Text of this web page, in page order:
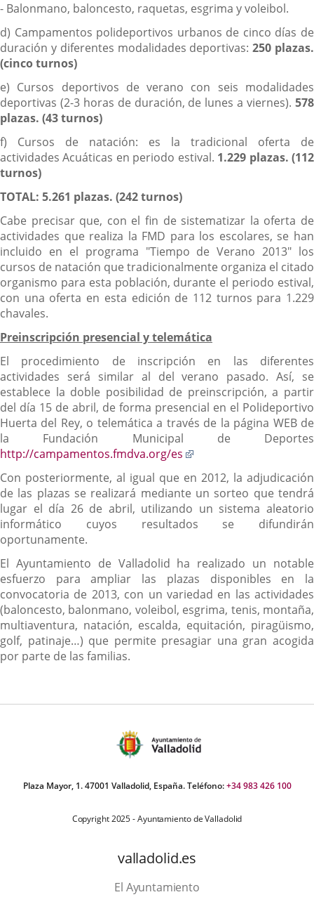
- Balonmano, baloncesto, raquetas, esgrima y voleibol.
d) Campamentos polideportivos urbanos de cinco días de
duración y diferentes modalidades deportivas:250 plazas.
(cinco turnos)
e) Cursos deportivos de verano con seis modalidades
deportivas (2-3 horas de duración, de lunes a viernes). 578
plazas. (43 turnos)
f) Cursos de natación: es la tradicional oferta de
actividades Acuáticas en periodo estival. 1.229 plazas. (112
turnos)
TOTAL: 5.261 plazas. (242 turnos)
Cabe precisar que, con el fin de sistematizar la oferta de
actividades que realiza la FMD para los escolares, se han
incluido en el programa "Tiempo de Verano 2013" los
cursos de natación que tradicionalmente organiza el citado
organismo para esta población, durante el periodo estival,
con una oferta en esta edición de 112 turnos para 1.229
chavales.
Preinscripción presencial y telemática
El procedimiento de inscripción en las diferentes
actividades será similar al del verano pasado. Así, se
establece la doble posibilidad de preinscripción, a partir
del día 15 de abril, de forma presencial en el Polideportivo
Huerta del Rey, o telemática a través de la página WEB de
la Fundación Municipal de Deportes
http://campamentos.fmdva.org/es
una
aplicación
externa.
Con posteriormente, al igual que en 2012, la adjudicación
de las plazas se realizará mediante un sorteo que tendrá
lugar el día 26 de abril, utilizando un sistema aleatorio
informático cuyos resultados se difundirán
oportunamente.
El Ayuntamiento de Valladolid ha realizado un notable
esfuerzo para ampliar las plazas disponibles en la
convocatoria de 2013, con un variedad en las actividades
(baloncesto, balonmano, voleibol, esgrima, tenis, montaña,
multiaventura, natación, escalda, equitación, piragüismo,
golf, patinaje…) que permite presagiar una gran acogida
por parte de las familias.
Plaza Mayor, 1. 47001 Valladolid, España. Teléfono:+34 983 426 100
Copyright 2025 - Ayuntamiento de Valladolid
valladolid.es
El Ayuntamiento